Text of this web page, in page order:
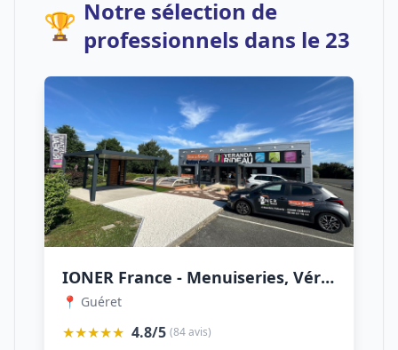
🏆 Notre sélection de
professionnels dans le 23
IONER France - Menuiseries, Vérandas, Pergolas, Carports, Portails en Creuse
📍 Guéret
★★★★★ 4.8/5 (84 avis)